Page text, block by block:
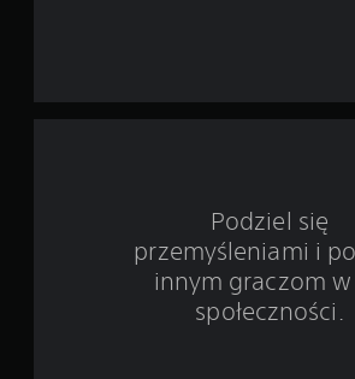
Podziel się
przemyśleniami i
innym graczom w
społeczności.